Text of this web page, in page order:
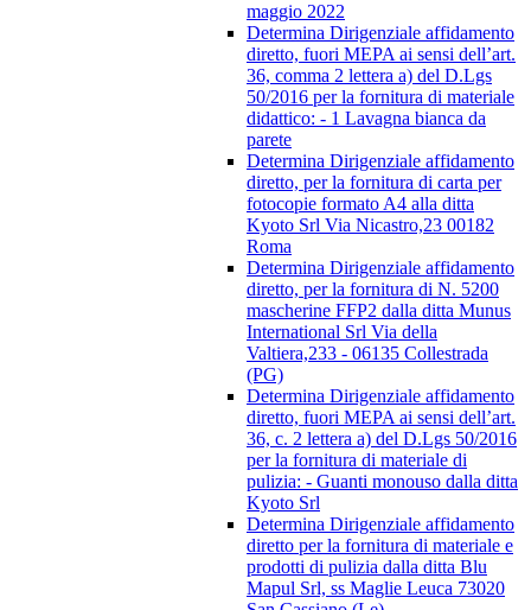
maggio 2022
Determina Dirigenziale affidamento
diretto, fuori MEPA ai sensi dell’art.
36, comma 2 lettera a) del D.Lgs
50/2016 per la fornitura di materiale
didattico: - 1 Lavagna bianca da
parete
Determina Dirigenziale affidamento
diretto, per la fornitura di carta per
fotocopie formato A4 alla ditta
Kyoto Srl Via Nicastro,23 00182
Roma
Determina Dirigenziale affidamento
diretto, per la fornitura di N. 5200
mascherine FFP2 dalla ditta Munus
International Srl Via della
Valtiera,233 - 06135 Collestrada
(PG)
Determina Dirigenziale affidamento
diretto, fuori MEPA ai sensi dell’art.
36, c. 2 lettera a) del D.Lgs 50/2016
per la fornitura di materiale di
pulizia: - Guanti monouso dalla ditta
Kyoto Srl
Determina Dirigenziale affidamento
diretto per la fornitura di materiale e
prodotti di pulizia dalla ditta Blu
Mapul Srl, ss Maglie Leuca 73020